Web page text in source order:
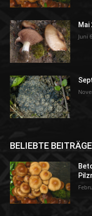
Mai
Juni
BELIEBTE BEITRÄGE